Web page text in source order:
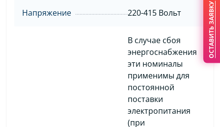
Напряжение 220-415 Вольт
В случае сбоя
энергоснабжения
эти номиналы
применимы для
постоянной
поставки
электропитания
(при
ОСТАВИТЬ ЗАЯВКУ